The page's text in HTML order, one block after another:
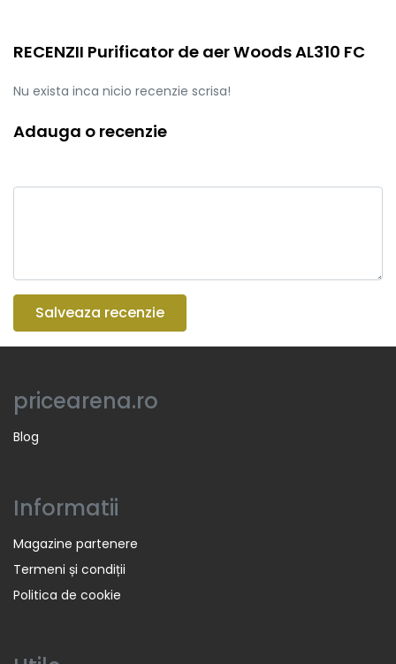
RECENZII Purificator de aer Woods AL310 FC
Nu exista inca nicio recenzie scrisa!
Adauga o recenzie
Salveaza recenzie
pricearena.ro
Blog
Informatii
Magazine partenere
Termeni și condiții
Politica de cookie